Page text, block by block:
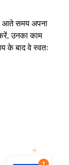
आते समय अपना
उनका काम
के बाद वे स्वतः